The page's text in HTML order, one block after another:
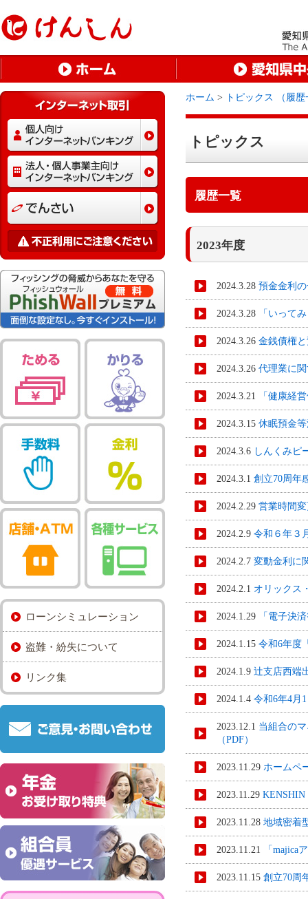
ローンシミュレーション
盗難・紛失について
リンク集
ホーム > トピックス （履
トピックス
履歴一覧
2023年度
2024.3.28 預金金利
2024.3.28 「いって
2024.3.26 金銭債権
2024.3.26 代理業に
2024.3.21 「健康経
2024.3.15 休眠預金
2024.3.6 しんくみピ
2024.3.1 創立70周年
2024.2.29 営業時間
2024.2.9 令和６年３
2024.2.7 変動金利に
2024.2.1 オリックス
2024.1.29 「電子決
2024.1.15 令和6年度
2024.1.9 辻支店西端
2024.1.4 令和6年4月
2023.12.1 当組合の
（PDF）
2023.11.29 ホームペ
2023.11.29 KENSHIN
2023.11.28 地域密着
2023.11.21 「majica
2023.11.15 創立70周